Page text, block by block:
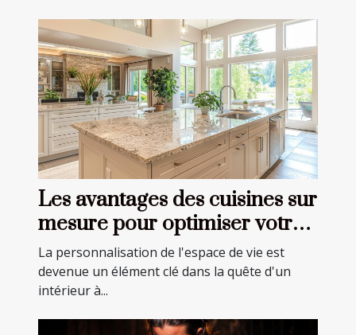
Les avantages des cuisines sur
mesure pour optimiser votre
espace
La personnalisation de l'espace de vie est
devenue un élément clé dans la quête d'un
intérieur à...